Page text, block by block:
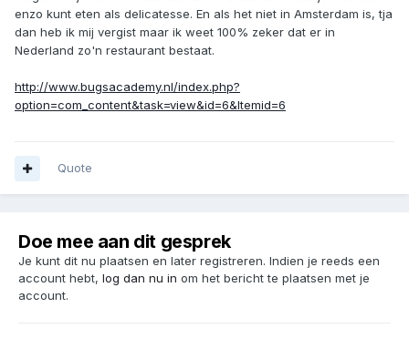
enzo kunt eten als delicatesse. En als het niet in Amsterdam is, tja
dan heb ik mij vergist maar ik weet 100% zeker dat er in
Nederland zo'n restaurant bestaat.
http://www.bugsacademy.nl/index.php?
option=com_content&task=view&id=6&Itemid=6
Quote
Doe mee aan dit gesprek
Je kunt dit nu plaatsen en later registreren. Indien je reeds een
account hebt, log dan nu in om het bericht te plaatsen met je
account.